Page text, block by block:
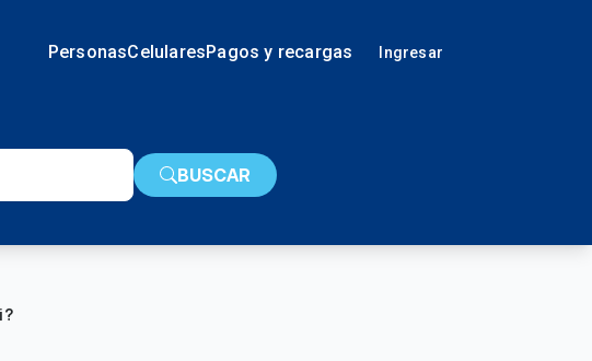
PersonasCelularesPagos y recargas Ingresar
BUSCAR